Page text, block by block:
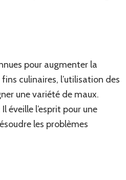
pour augmenter la
culinaires, l’utilisation des
une variété de maux.
éveille l’esprit pour une
les problèmes